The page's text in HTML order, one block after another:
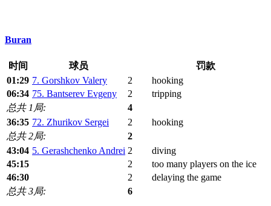
Buran
时间 球员
罚款
01:29 7. Gorshkov Valery 2
hooking
06:34 75. Bantserev Evgeny 2
tripping
总共 1局:
4
36:35 72. Zhurikov Sergei 2
hooking
总共 2局:
2
43:04 5. Gerashchenko Andrei 2
diving
45:15
2
too many players on the ice
46:30
2
delaying the game
总共 3局:
6